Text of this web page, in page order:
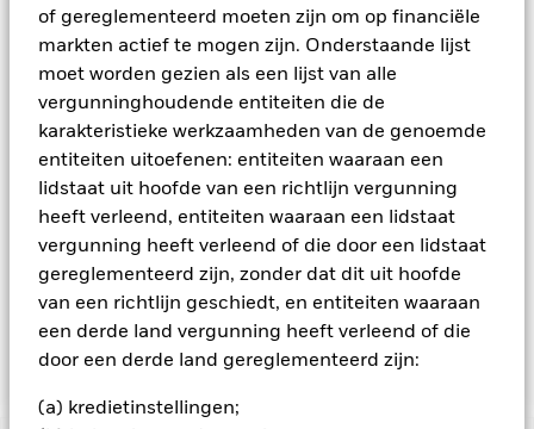
of gereglementeerd moeten zijn om op financiële
markten actief te mogen zijn. Onderstaande lijst
moet worden gezien als een lijst van alle
vergunninghoudende entiteiten die de
karakteristieke werkzaamheden van de genoemde
entiteiten uitoefenen: entiteiten waaraan een
lidstaat uit hoofde van een richtlijn vergunning
heeft verleend, entiteiten waaraan een lidstaat
vergunning heeft verleend of die door een lidstaat
gereglementeerd zijn, zonder dat dit uit hoofde
van een richtlijn geschiedt, en entiteiten waaraan
een derde land vergunning heeft verleend of die
door een derde land gereglementeerd zijn:
(a) kredietinstellingen;
Begunstigden (4) Bedrijfsmodelwinnaars. De BA beoordeelt
de bedrijven op basis van hun vermogen om de risico's en
op basis van hun risico's op het vlak van milieu, maatschappij
en governance (ESG) en potentieelfactoren. Het Fonds
hanteert een best-in-class-benadering voor duurzaam
beleggen. Dit betekent dat het Fonds de beste emittenten
selecteert (vanuit ESG-oogpunt) voor elke relevante
sluiten). Meer dan 90% van de emittenten van effecten
waarin het Fonds belegt, heeft een ESG-rating of werd
geanalyseerd voor ESG-doeleinden. Het Fonds kan een
beperkte blootstelling verkrijgen aan emittenten die niet
voldoen aan de hierboven beschreven criteria betreffende de